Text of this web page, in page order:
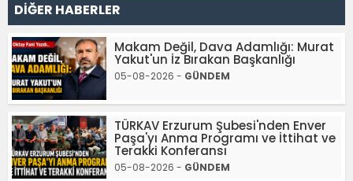
DİĞER HABERLER
Makam Değil, Dava Adamlığı: Murat
Yakut'un İz Bırakan Başkanlığı
05-08-2026 - GÜNDEM
TÜRKAV Erzurum Şubesi'nden Enver
Paşa'yı Anma Programı ve İttihat ve
Terakki Konferansı
05-08-2026 - GÜNDEM